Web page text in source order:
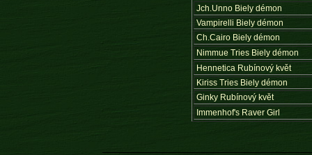
Jch.Unno Biely démon
Vampirelli Biely démon
Ch.Cairo Biely démon
Nimmue Tries Biely démon
Hennetica Rubínový květ
Kiriss Tries Biely démon
Ginky Rubínový květ
Immenhof's Raver Girl